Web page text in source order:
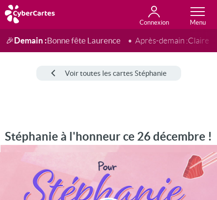
Connexion
Anniversaire
Fête du jour
Amour
Amitié
Merci
Toutes les cartes
🎉Demain :Bonne fête Laurence Après-demain :Claire
Voir toutes les cartes Stéphanie
Stéphanie à l'honneur ce 26 décembre !